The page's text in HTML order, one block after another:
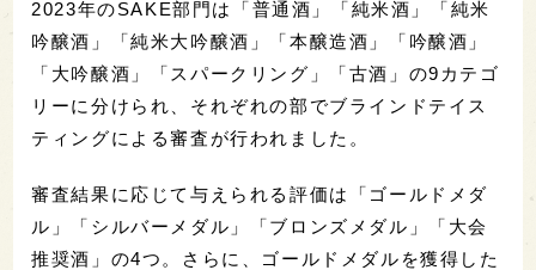
2023年のSAKE部門は「普通酒」「純米酒」「純米
吟醸酒」「純米大吟醸酒」「本醸造酒」「吟醸酒」
「大吟醸酒」「スパークリング」「古酒」の9カテゴ
リーに分けられ、それぞれの部でブラインドテイス
ティングによる審査が行われました。
審査結果に応じて与えられる評価は「ゴールドメダ
ル」「シルバーメダル」「ブロンズメダル」「大会
推奨酒」の4つ。さらに、ゴールドメダルを獲得した